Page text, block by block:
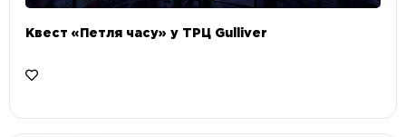
Квест «Петля часу» у ТРЦ Gulliver